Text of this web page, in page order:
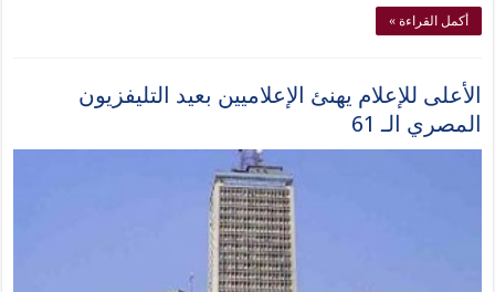
أكمل القراءة »
الأعلى للإعلام يهنئ الإعلاميين بعيد التليفزيون
المصري الـ 61